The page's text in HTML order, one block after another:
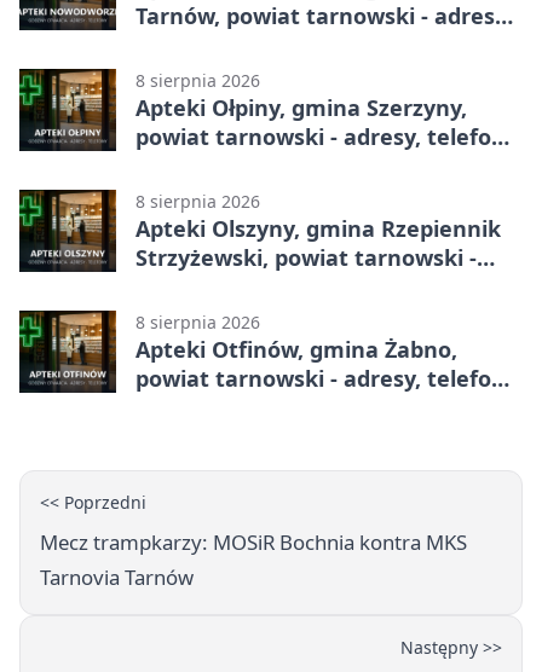
Tarnów, powiat tarnowski - adresy,
8 sierpnia 2026
Apteki Ołpiny, gmina Szerzyny,
powiat tarnowski - adresy, telefony,
8 sierpnia 2026
Apteki Olszyny, gmina Rzepiennik
Strzyżewski, powiat tarnowski -
8 sierpnia 2026
Apteki Otfinów, gmina Żabno,
powiat tarnowski - adresy, telefony,
<< Poprzedni
Mecz trampkarzy: MOSiR Bochnia kontra MKS
Tarnovia Tarnów
Następny >>